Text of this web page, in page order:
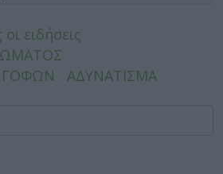
ειδήσεις
ΓΟΦΩΝ
ΑΔΥΝΑΤΙΣΜΑ